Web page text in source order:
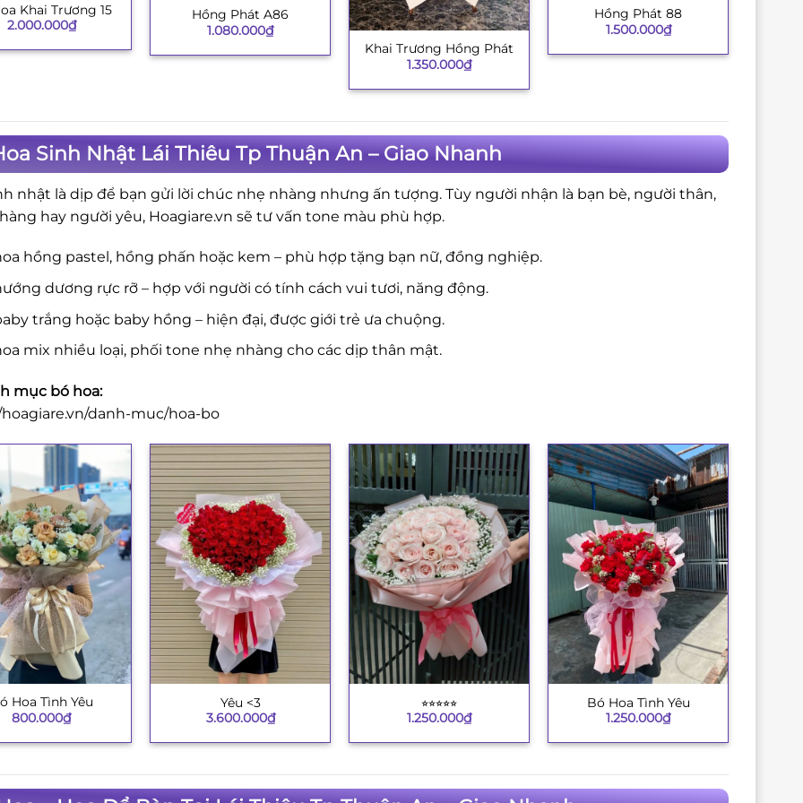
Khai Trương 15
2.000.000₫
Hồng Phát A86
1.080.000₫
+
Khai Trương Hồng Phát
1.350.000₫
Hồng Phát 88
1.500.000₫
Sinh Nhật Lái Thiêu Tp Thuận An – Giao Nhanh
nhật là dịp để bạn gửi lời chúc nhẹ nhàng nhưng ấn tượng. Tùy người nhận là bạn bè, người thân,
hay người yêu, Hoagiare.vn sẽ tư vấn tone màu phù hợp.
hồng pastel, hồng phấn hoặc kem – phù hợp tặng bạn nữ, đồng nghiệp.
dương rực rỡ – hợp với người có tính cách vui tươi, năng động.
trắng hoặc baby hồng – hiện đại, được giới trẻ ưa chuộng.
mix nhiều loại, phối tone nhẹ nhàng cho các dịp thân mật.
mục bó hoa:
danh-muc/hoa-bo
Hoa Tình Yêu
800.000₫
Yêu <3
3.600.000₫
⭐︎⭐︎⭐︎⭐︎⭐︎
1.250.000₫
Bó Hoa Tình Yêu
1.250.000₫